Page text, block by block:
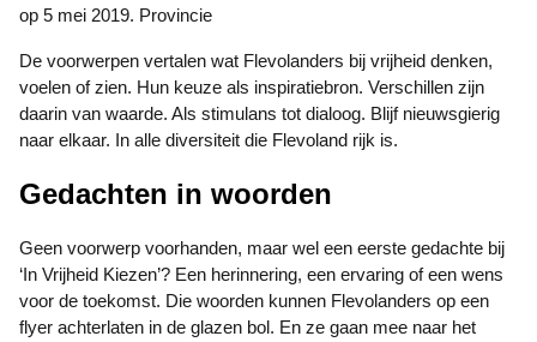
op 5 mei 2019. Provincie
De voorwerpen vertalen wat Flevolanders bij vrijheid denken,
voelen of zien. Hun keuze als inspiratiebron. Verschillen zijn
daarin van waarde. Als stimulans tot dialoog. Blijf nieuwsgierig
naar elkaar. In alle diversiteit die Flevoland rijk is.
Gedachten in woorden
Geen voorwerp voorhanden, maar wel een eerste gedachte bij
‘In Vrijheid Kiezen’? Een herinnering, een ervaring of een wens
voor de toekomst. Die woorden kunnen Flevolanders op een
flyer achterlaten in de glazen bol. En ze gaan mee naar het